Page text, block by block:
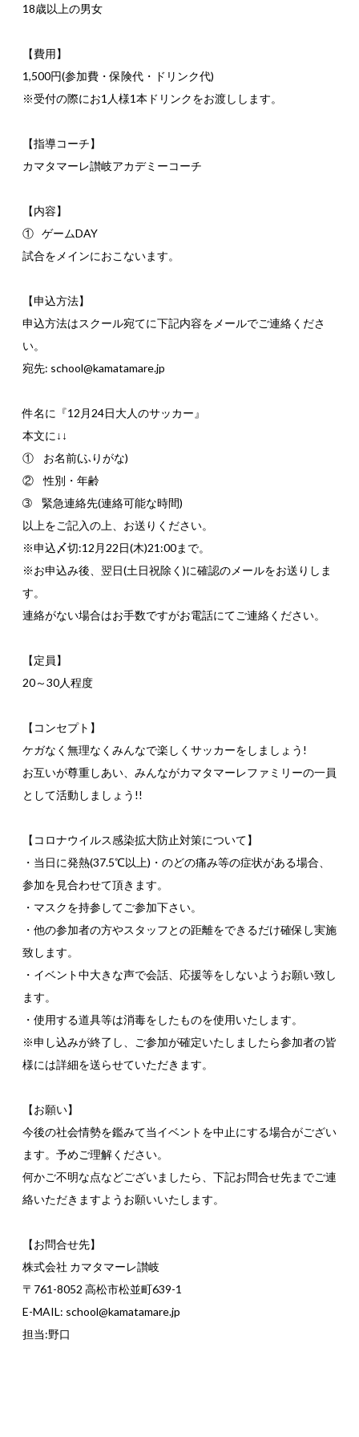
18歳以上の男女
【費用】
1,500円(参加費・保険代・ドリンク代)
※受付の際にお1人様1本ドリンクをお渡しします。
【指導コーチ】
カマタマーレ讃岐アカデミーコーチ
【内容】
① ゲームDAY
試合をメインにおこないます。
【申込方法】
申込方法はスクール宛てに下記内容をメールでご連絡くださ
い。
宛先: school@kamatamare.jp
件名に『12月24日大人のサッカー』
本文に↓↓
① お名前(ふりがな)
② 性別・年齢
➂ 緊急連絡先(連絡可能な時間)
以上をご記入の上、お送りください。
※申込〆切:12月22日(木)21:00まで。
※お申込み後、翌日(土日祝除く)に確認のメールをお送りしま
す。
連絡がない場合はお手数ですがお電話にてご連絡ください。
【定員】
20～30人程度
【コンセプト】
ケガなく無理なくみんなで楽しくサッカーをしましょう!
お互いが尊重しあい、みんながカマタマーレファミリーの一員
として活動しましょう!!
【コロナウイルス感染拡大防止対策について】
・当日に発熱(37.5℃以上)・のどの痛み等の症状がある場合、
参加を見合わせて頂きます。
・マスクを持参してご参加下さい。
・他の参加者の方やスタッフとの距離をできるだけ確保し実施
致します。
・イベント中大きな声で会話、応援等をしないようお願い致し
ます。
・使用する道具等は消毒をしたものを使用いたします。
※申し込みが終了し、ご参加が確定いたしましたら参加者の皆
様には詳細を送らせていただきます。
【お願い】
今後の社会情勢を鑑みて当イベントを中止にする場合がござい
ます。予めご理解ください。
何かご不明な点などございましたら、下記お問合せ先までご連
絡いただきますようお願いいたします。
【お問合せ先】
株式会社 カマタマーレ讃岐
〒761-8052 高松市松並町639-1
E-MAIL: school@kamatamare.jp
担当:野口